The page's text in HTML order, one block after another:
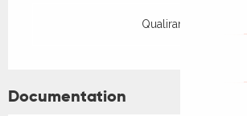
Qualirando Lot
Documentation